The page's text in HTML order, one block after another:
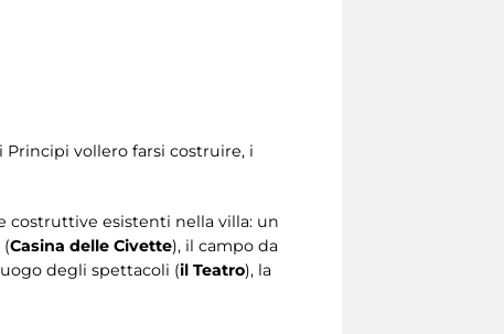
vollero farsi costruire, i
costruttive esistenti nella villa: un
(Casina delle Civette), il campo da
degli spettacoli (il Teatro), la